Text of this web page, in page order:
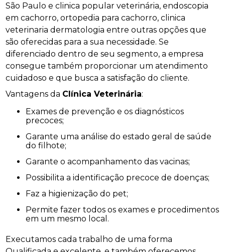
São Paulo e clinica popular veterinária, endoscopia
em cachorro, ortopedia para cachorro, clinica
veterinaria dermatologia entre outras opções que
são oferecidas para a sua necessidade. Se
diferenciado dentro de seu segmento, a empresa
consegue também proporcionar um atendimento
cuidadoso e que busca a satisfação do cliente.
Vantagens da Clínica Veterinária:
Exames de prevenção e os diagnósticos
precoces;
Garante uma análise do estado geral de saúde
do filhote;
Garante o acompanhamento das vacinas;
Possibilita a identificação precoce de doenças;
Faz a higienização do pet;
Permite fazer todos os exames e procedimentos
em um mesmo local.
Executamos cada trabalho de uma forma